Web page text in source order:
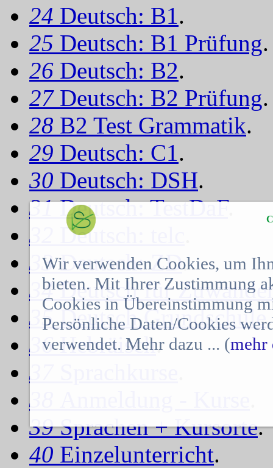
24 Deutsch: B1.
25 Deutsch: B1 Prüfung.
26 Deutsch: B2.
27 Deutsch: B2 Prüfung.
28 B2 Test Grammatik.
29 Deutsch: C1.
30 Deutsch: DSH.
31Deutsch: TestDaF.
32
Deutsch: telc
33Deutsch: ZD.
34Deutsch für
35Deutsch Grundschule.
36Hebräisch.
37
38
39Sprachen + Kursorte.
40 Einzelunterricht.
Wir verwenden Cookies, um
bieten. Mit Ihrer Zustimmung
Cookies in Übereinstimmung
Persönliche Daten/Cookies
verwendet. Mehr dazu ... (mehr